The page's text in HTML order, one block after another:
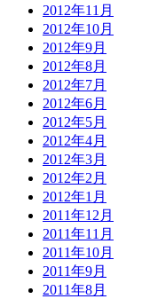
2012年11月
2012年10月
2012年9月
2012年8月
2012年7月
2012年6月
2012年5月
2012年4月
2012年3月
2012年2月
2012年1月
2011年12月
2011年11月
2011年10月
2011年9月
2011年8月